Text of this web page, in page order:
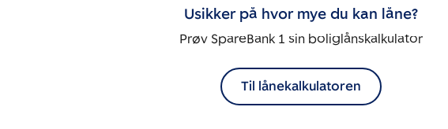
Usikker på hvor mye du kan låne?
Prøv SpareBank 1 sin boliglånskalkulator
Til lånekalkulatoren